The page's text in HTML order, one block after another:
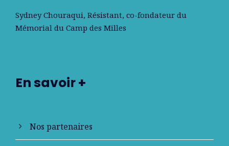
Sydney Chouraqui, Résistant, co-fondateur du
Mémorial du Camp des Milles
En savoir +
Nos partenaires